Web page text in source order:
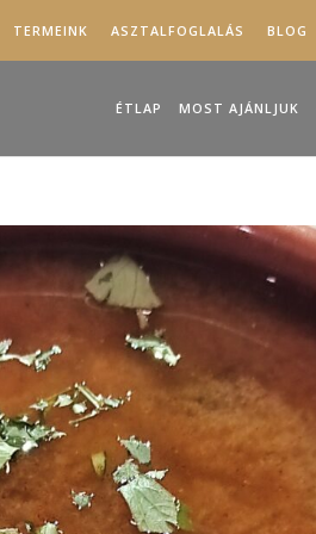
TERMEINK ASZTALFOGLALÁS BLOG
ÉTLAP MOST AJÁNLJUK